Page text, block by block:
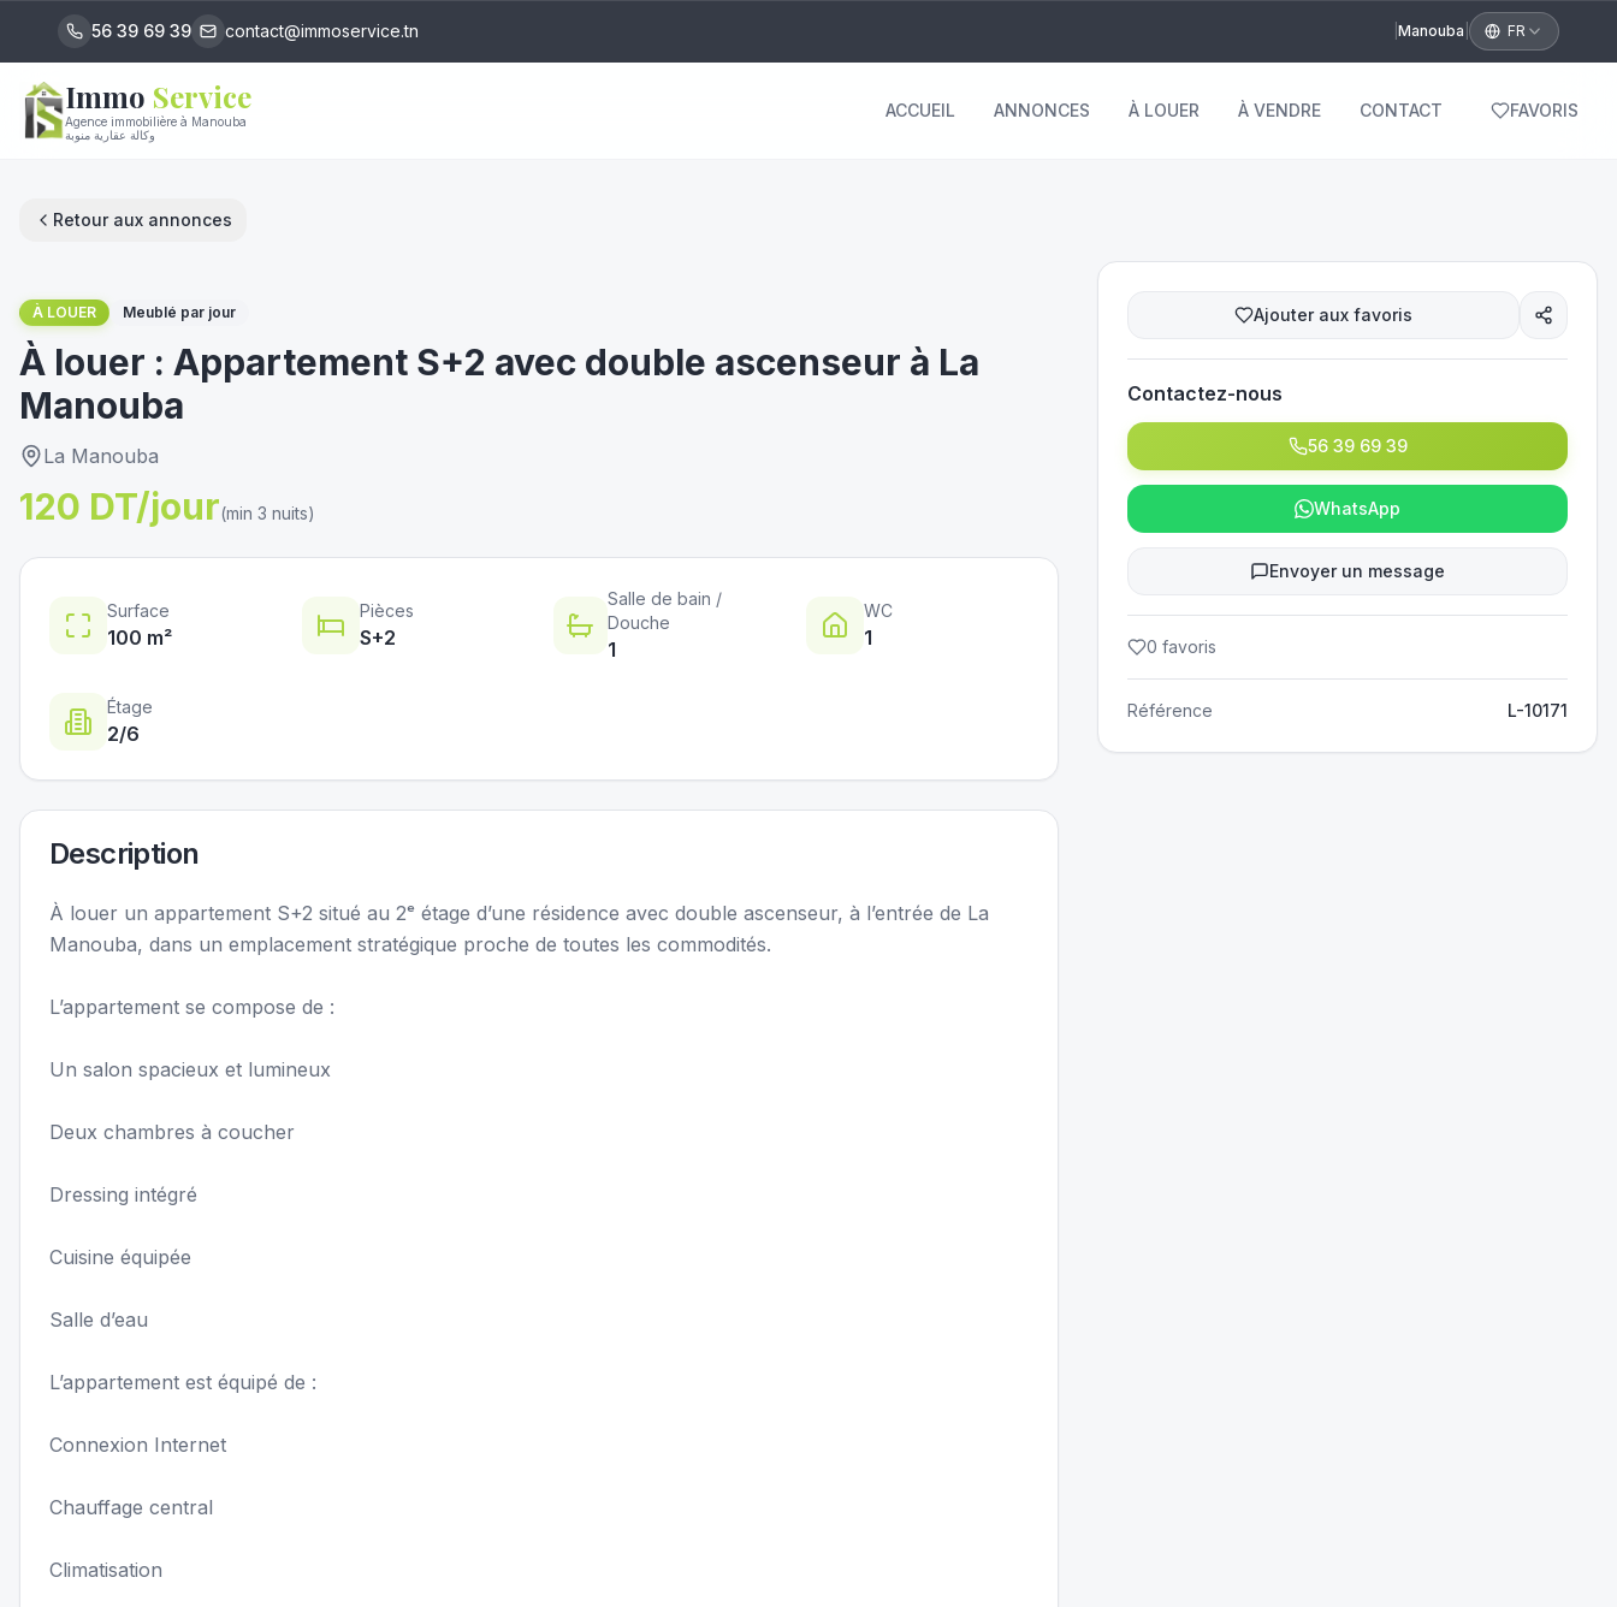
56 39 69 39 contact@immoservice.tn Manouba FR
Immo Service
Agence immobilière à Manouba
وكالة عقارية منوبة
ACCUEIL ANNONCES À LOUER À VENDRE CONTACT FAVORIS
Retour aux annonces
1/13
À LOUER Meublé par jour
À louer : Appartement S+2 avec double ascenseur à La
Manouba
La Manouba
120 DT/jour(min 3 nuits)
Surface
100 m²
Pièces
S+2
Salle de bain /
Douche
1
WC
1
Étage
2/6
Description
À louer un appartement S+2 situé au 2ᵉ étage d’une résidence avec double ascenseur, à l’entrée de La
Manouba, dans un emplacement stratégique proche de toutes les commodités.
L’appartement se compose de :
Un salon spacieux et lumineux
Deux chambres à coucher
Dressing intégré
Cuisine équipée
Salle d’eau
L’appartement est équipé de :
Connexion Internet
Chauffage central
Climatisation
Ajouter aux favoris
Contactez-nous
56 39 69 39
WhatsApp
Envoyer un message
0 favoris
Référence L-10171